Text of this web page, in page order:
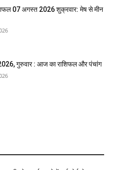
07 अगस्त 2026 शुक्रवार: मेष से मीन
गुरुवार : आज का राशिफल और पंचांग